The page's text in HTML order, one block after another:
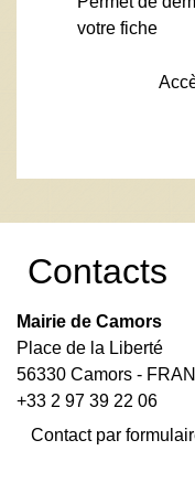
votre fiche
Contacts
Mairie de Camors
Place de la Liberté
56330 Camors -
+33 2 97 39 22 06
Contact par